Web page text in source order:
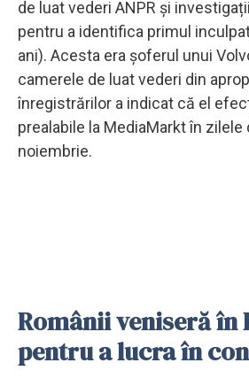
de luat vederi ANPR și
pentru a identifica primul
ani). Acesta era șoferul unui
camerele de luat vederi din
înregistrărilor a indicat că el
prealabile la MediaMarkt în zilele
noiembrie.
Românii veniseră în
pentru a lucra în